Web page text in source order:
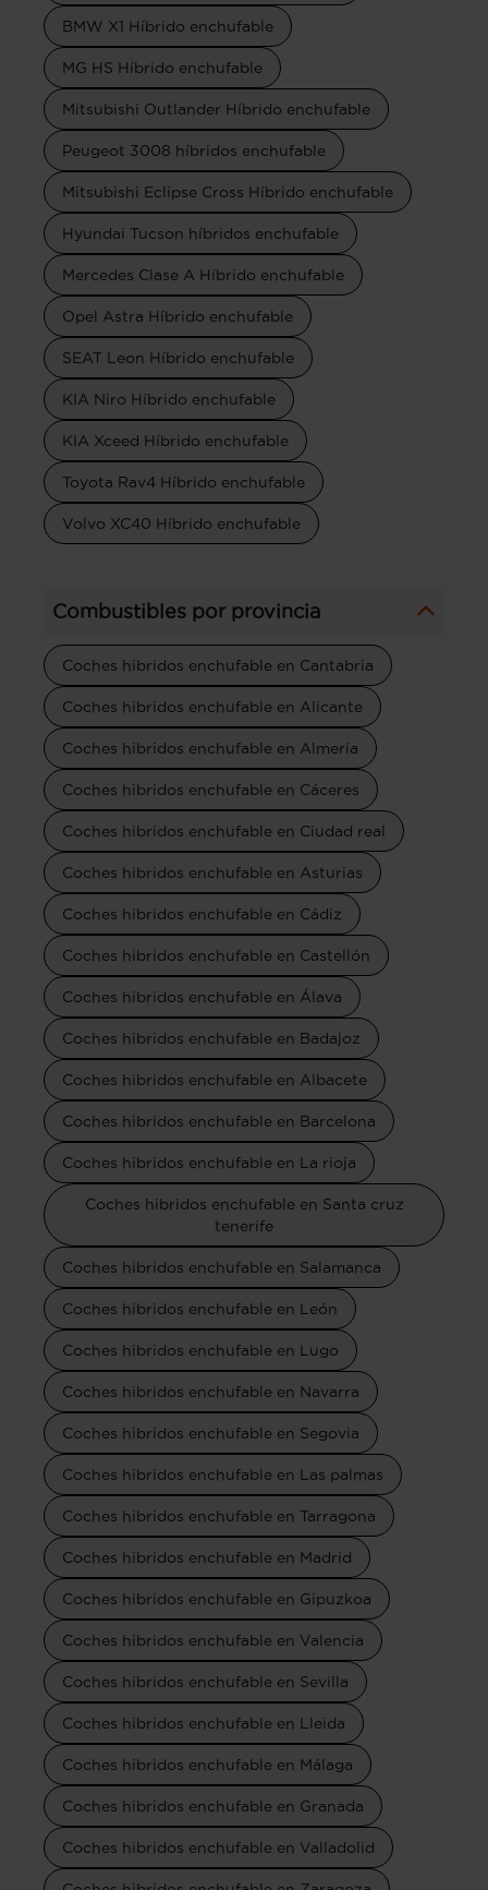
BMW X1 Híbrido enchufable
MG HS Híbrido enchufable
Mitsubishi Outlander Híbrido enchufable
Peugeot 3008 híbridos enchufable
Mitsubishi Eclipse Cross Híbrido enchufable
Hyundai Tucson híbridos enchufable
Mercedes Clase A Híbrido enchufable
Opel Astra Híbrido enchufable
SEAT Leon Híbrido enchufable
KIA Niro Híbrido enchufable
KIA Xceed Híbrido enchufable
Toyota Rav4 Híbrido enchufable
Volvo XC40 Híbrido enchufable
Combustibles por provincia
Coches hibridos enchufable en Cantabria
Coches hibridos enchufable en Alicante
Coches hibridos enchufable en Almería
Coches hibridos enchufable en Cáceres
Coches hibridos enchufable en Ciudad real
Coches hibridos enchufable en Asturias
Coches hibridos enchufable en Cádiz
Coches hibridos enchufable en Castellón
Coches hibridos enchufable en Álava
Coches hibridos enchufable en Badajoz
Coches hibridos enchufable en Albacete
Coches hibridos enchufable en Barcelona
Coches hibridos enchufable en La rioja
Coches hibridos enchufable en Santa cruz
tenerife
Coches hibridos enchufable en Salamanca
Coches hibridos enchufable en León
Coches hibridos enchufable en Lugo
Coches hibridos enchufable en Navarra
Coches hibridos enchufable en Segovia
Coches hibridos enchufable en Las palmas
Coches hibridos enchufable en Tarragona
Coches hibridos enchufable en Madrid
Coches hibridos enchufable en Gipuzkoa
Coches hibridos enchufable en Valencia
Coches hibridos enchufable en Sevilla
Coches hibridos enchufable en Lleida
Coches hibridos enchufable en Málaga
Coches hibridos enchufable en Granada
Coches hibridos enchufable en Valladolid